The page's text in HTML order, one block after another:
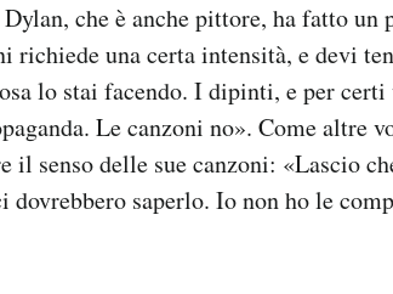
che è anche pittore, ha fatto un
richiede una certa intensità, e devi
lo stai facendo. I dipinti, e per certi
Le canzoni no». Come altre
il senso delle sue canzoni: «Lascio
dovrebbero saperlo. Io non ho le